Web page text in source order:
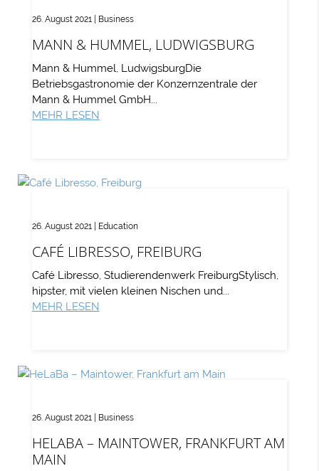
MANN & HUMMEL, LUDWIGSBURG
26. August 2021| Business
Mann & Hummel, LudwigsburgDie
Betriebsgastronomie der Konzernzentrale der
Mann & Hummel GmbH...
MEHR LESEN
CAFÉ LIBRESSO, FREIBURG
26. August 2021| Education
Café Libresso, Studierendenwerk FreiburgStylisch,
hipster, mit vielen kleinen Nischen und...
MEHR LESEN
HELABA – MAINTOWER, FRANKFURT AM
MAIN
26. August 2021| Business